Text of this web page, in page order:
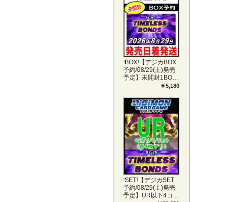
!BOX!【デジカBOX
予約/08/29(土)発売
予定】未開封1BOX
￥5,180
!SET!【デジカSET
予約/08/29(土)発売
予定】UR以下4コン